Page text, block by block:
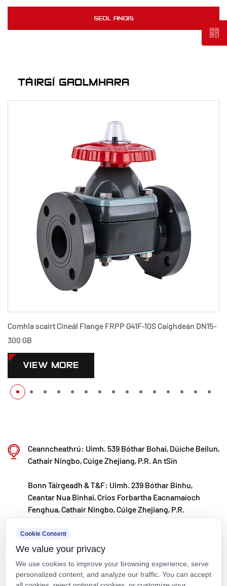
TÁIRGÍ GAOLMHARA
Comhla scairt Cineál Flange FRPP G41F-10S Caighdeán DN15-
300 GB
VIEW MORE
Ceanncheathrú: Uimh. 539 Bóthar Bohai, Dúiche Beilun,
Cathair Ningbo, Cúige Zhejiang, P.R. An tSín
Bonn Táirgeadh & T&F: Uimh. 239 Bóthar Binhu,
Ceantar Nua Binhai, Crios Forbartha Eacnamaíoch
Fenghua, Cathair Ningbo, Cúige Zhejiang, P.R.
kxpv@kxpv.com
+86-18067123177
Cookie Consent
We value your privacy
We use cookies to improve your browsing experience, serve
personalized content, and analyze our traffic. You can accept